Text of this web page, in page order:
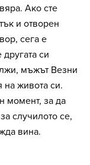
Ако сте
и отворен
сега е
си
мъжът Везни
на живота си.
момент, за да
случилото се,
вина.